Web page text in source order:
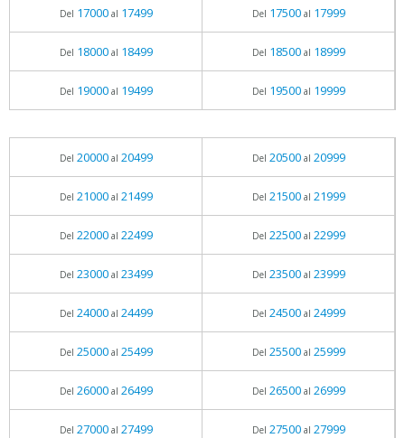
Del 17000al 17499 Del 17500al 17999
Del 18000al 18499 Del 18500al 18999
Del 19000al 19499 Del 19500al 19999
Del 20000al 20499 Del 20500al 20999
Del 21000al 21499 Del 21500al 21999
Del 22000al 22499 Del 22500al 22999
Del 23000al 23499 Del 23500al 23999
Del 24000al 24499 Del 24500al 24999
Del 25000al 25499 Del 25500al 25999
Del 26000al 26499 Del 26500al 26999
Del 27000al 27499 Del 27500al 27999